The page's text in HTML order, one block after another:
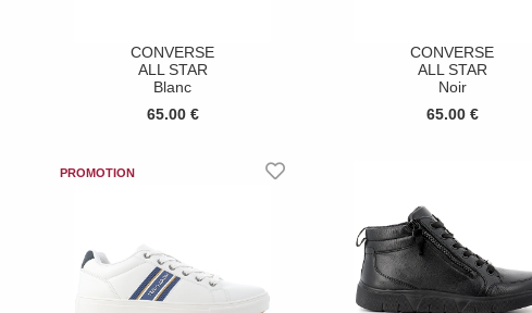
CONVERSE
ALL STAR
Blanc
65.00 €
CONVERSE
ALL STAR
Noir
65.00 €